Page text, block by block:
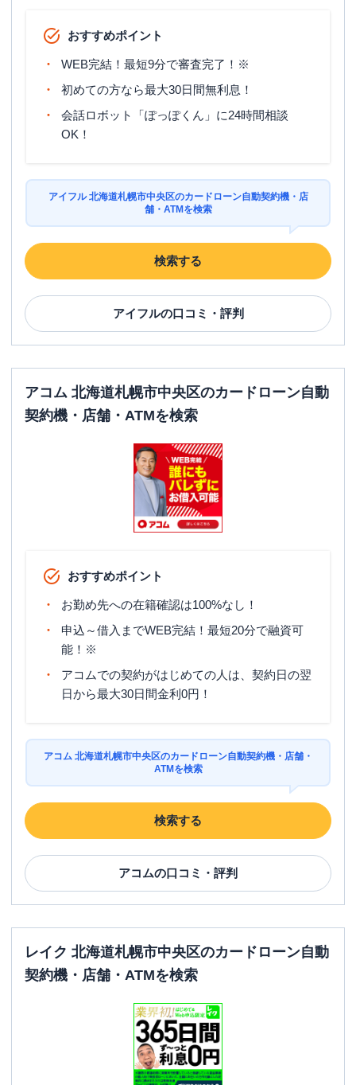
おすすめポイント
WEB完結！最短9分で審査完了！※
初めての方なら最大30日間無利息！
会話ロボット「ぽっぽくん」に24時間相談
OK！
アイフル 北海道札幌市中央区のカードローン自動契約機・店
舗・ATMを検索
検索する
アイフルの口コミ・評判
アコム 北海道札幌市中央区のカードローン自動
契約機・店舗・ATMを検索
おすすめポイント
お勤め先への在籍確認は100%なし！
申込～借入までWEB完結！最短20分で融資可
能！※
アコムでの契約がはじめての人は、契約日の翌
日から最大30日間金利0円！
アコム 北海道札幌市中央区のカードローン自動契約機・店舗・
ATMを検索
検索する
アコムの口コミ・評判
レイク 北海道札幌市中央区のカードローン自動
契約機・店舗・ATMを検索